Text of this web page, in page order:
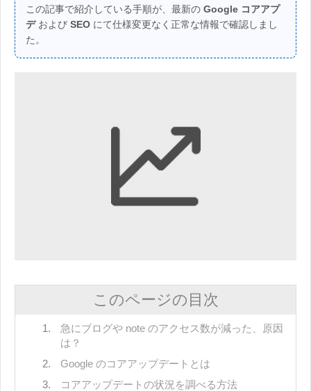
この記事で紹介している手順が、最新の Google コアアプ
デおよび SEO にて仕様変更なく正常な情報で確認しまし
た。
このページの目次
急にブログや note のアクセス数が減った、原因
は？
Google のコアアップデートとは
コアアップデートの状況を調べる方法